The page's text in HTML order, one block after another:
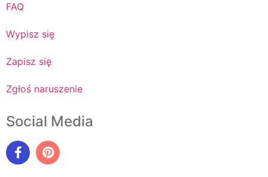
FAQ
Wypisz się
Zapisz się
Zgłoś naruszenie
Social Media